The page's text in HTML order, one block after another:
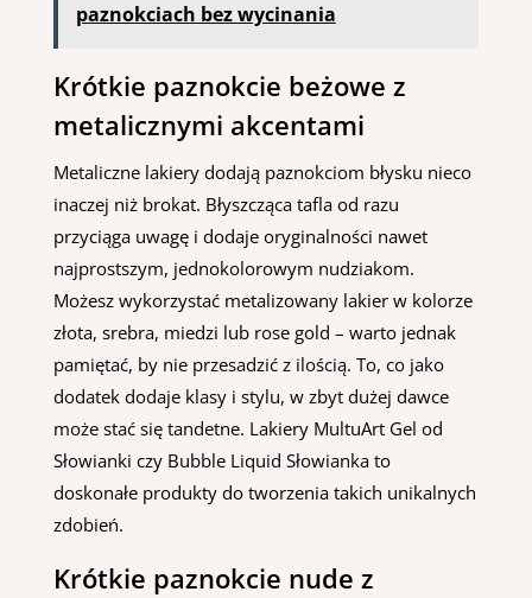
paznokciach bez wycinania
Krótkie paznokcie beżowe z
metalicznymi akcentami
Metaliczne lakiery dodają paznokciom błysku nieco
inaczej niż brokat. Błyszcząca tafla od razu
przyciąga uwagę i dodaje oryginalności nawet
najprostszym, jednokolorowym nudziakom.
Możesz wykorzystać metalizowany lakier w kolorze
złota, srebra, miedzi lub rose gold – warto jednak
pamiętać, by nie przesadzić z ilością. To, co jako
dodatek dodaje klasy i stylu, w zbyt dużej dawce
może stać się tandetne. Lakiery MultuArt Gel od
Słowianki czy Bubble Liquid Słowianka to
doskonałe produkty do tworzenia takich unikalnych
zdobień.
Krótkie paznokcie nude z